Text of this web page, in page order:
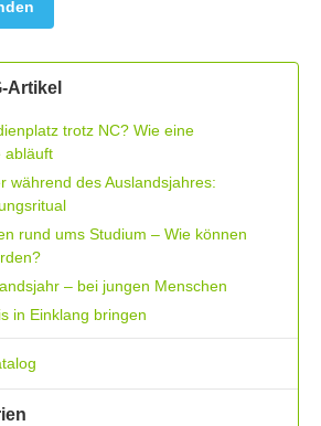
Artikel
trotz NC? Wie eine
abläuft
während des Auslandsjahres:
rund ums Studium – Wie können
– bei jungen Menschen
in Einklang bringen